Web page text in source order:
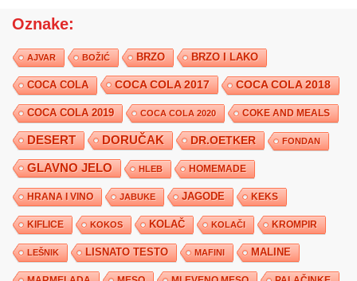
Oznake:
AJVAR BOŽIĆ BRZO BRZO I LAKO
COCA COLA COCA COLA 2017 COCA COLA 2018
COCA COLA 2019 COCA COLA 2020 COKE AND MEALS
DESERT DORUČAK DR.OETKER FONDAN
GLAVNO JELO HLEB HOMEMADE
HRANA I VINO JABUKE JAGODE KEKS
KIFLICE KOKOS KOLAČ KOLAČI KROMPIR
LEŠNIK LISNATO TESTO MAFINI MALINE